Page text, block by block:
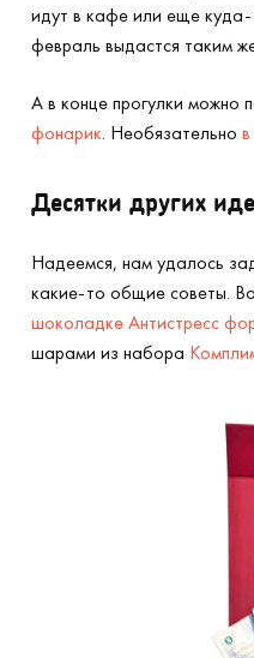
идут в кафе или еще
февраль выдастся таким
А в конце прогулки можно
фонарик. Необязательно
Десятки других
Надеемся, нам удалось
какие-то общие советы.
шоколадке Антистресс
шарами из набора